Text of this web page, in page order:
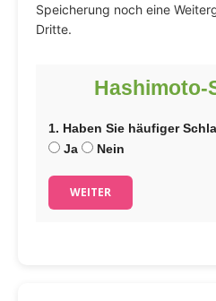
Speicherung noch eine
Dritte.
Hashimoto-
1. Haben Sie häufiger
Ja
Nein
WEITER